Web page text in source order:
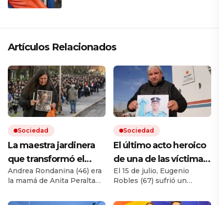
Artículos Relacionados
Sociedad
La maestra jardinera
que transformó el
peor dolor en la voz de
un reclamo masivo por
«la ruta de la muerte»
Andrea Rondanina (46) era
la mamá de Anita Peralta
en un choque frontal en la
Sociedad
El último acto heroico
de una de las víctimas
de la tragedia aérea
de San Juan: «Este
hombre nos salvó la
El 15 de julio, Eugenio
Robles (67) sufrió un
recibió la asistencia de